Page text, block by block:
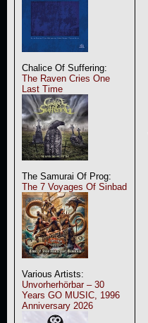
Chalice Of Suffering:
The Raven Cries One
Last Time
The Samurai Of Prog:
The 7 Voyages Of Sinbad
Various Artists:
Unvorherhörbar – 30
Years GO MUSIC, 1996
Anniversary 2026